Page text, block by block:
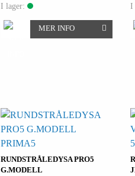
I lager:
MER INFO
I
RUNDSTRÅLEDYSA PRO5
G.MODELL
PRIMA5